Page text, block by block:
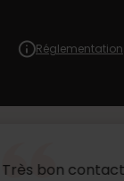
Réglementation
avec le